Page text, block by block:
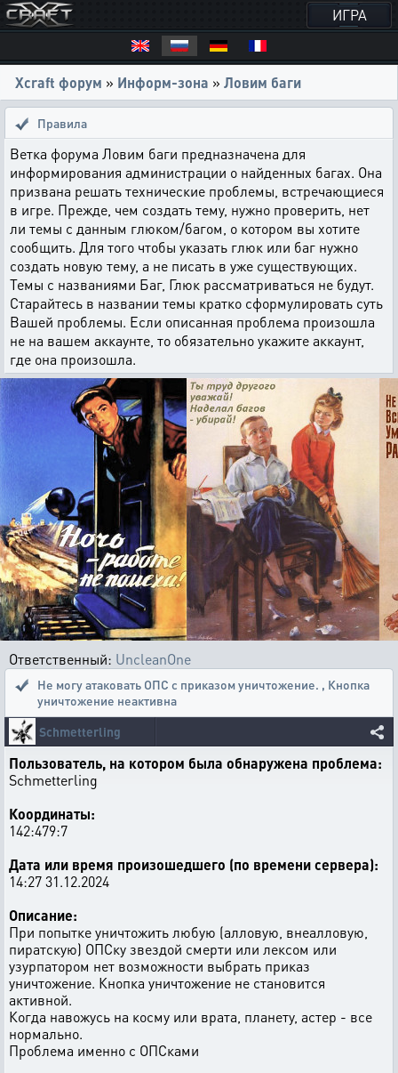
ИГРА
Xcraft форум » Информ-зона » Ловим баги
Правила
Ветка форума Ловим баги предназначена для
информирования администрации о найденных багах. Она
призвана решать технические проблемы, встречающиеся
в игре. Прежде, чем создать тему, нужно проверить, нет
ли темы с данным глюком/багом, о котором вы хотите
сообщить. Для того чтобы указать глюк или баг нужно
создать новую тему, а не писать в уже существующих.
Темы с названиями Баг, Глюк рассматриваться не будут.
Старайтесь в названии темы кратко сформулировать суть
Вашей проблемы. Если описанная проблема произошла
не на вашем аккаунте, то обязательно укажите аккаунт,
где она произошла.
Ответственный: UncleanOne
Не могу атаковать ОПС с приказом уничтожение. , Кнопка
уничтожение неактивна
Schmetterling
Пользователь, на котором была обнаружена проблема:
Schmetterling
Координаты:
142:479:7
Дата или время произошедшего (по времени сервера):
14:27 31.12.2024
Описание:
При попытке уничтожить любую (алловую, внеалловую,
пиратскую) ОПСку звездой смерти или лексом или
узурпатором нет возможности выбрать приказ
уничтожение. Кнопка уничтожение не становится
активной.
Когда навожусь на косму или врата, планету, астер - все
нормально.
Проблема именно с ОПСками